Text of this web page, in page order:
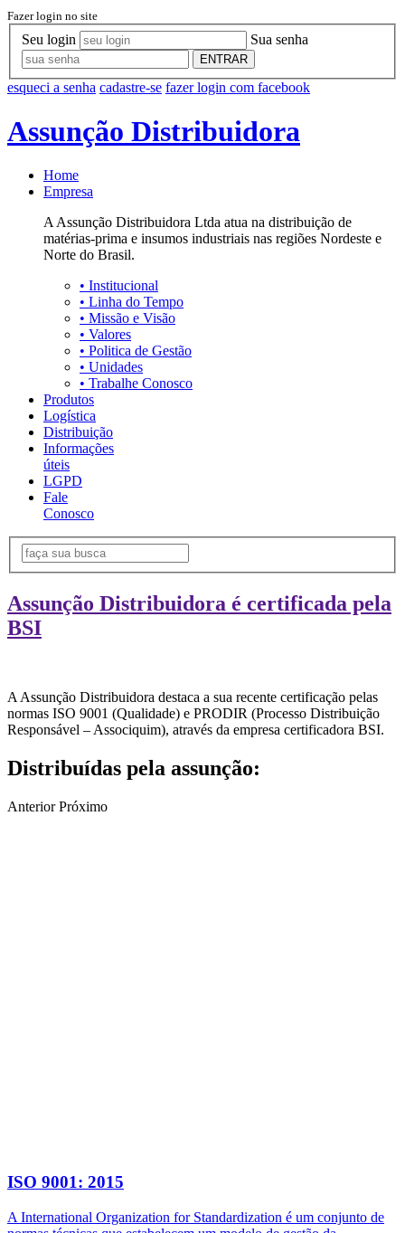
Fazer login no site
Seu login Sua senha
ENTRAR
esqueci a senha cadastre-se fazer login com facebook
Assunção Distribuidora
Home
Empresa
A Assunção Distribuidora Ltda atua na distribuição de
matérias-prima e insumos industriais nas regiões Nordeste e
Norte do Brasil.
• Institucional
• Linha do Tempo
• Missão e Visão
• Valores
• Politica de Gestão
• Unidades
• Trabalhe Conosco
Produtos
Logística
Distribuição
Informações
úteis
LGPD
Fale
Conosco
Assunção Distribuidora é certificada pela
BSI
A Assunção Distribuidora destaca a sua recente certificação pelas
normas ISO 9001 (Qualidade) e PRODIR (Processo Distribuição
Responsável – Associquim), através da empresa certificadora BSI.
Distribuídas pela assunção:
Anterior Próximo
ISO 9001: 2015
A International Organization for Standardization é um conjunto de